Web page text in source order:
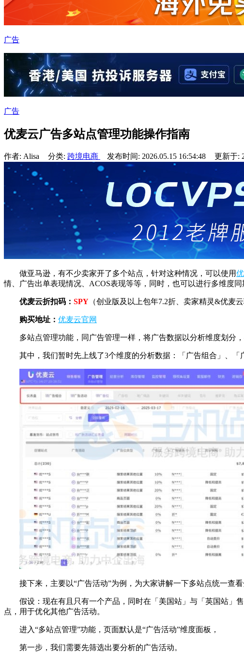
广告
广告
优麦云广告多站点管理功能操作指南
作者: Alisa 分类: 跨境电商 发布时间: 2026.05.15 16:54:48 更新于:
做亚马逊，有不少卖家开了多个站点，针对这种情况，可以使用
情、广告出单表现情况、ACOS表现等等，同时，也可以进行多维度
优麦云折扣码： SPY （创业版及以上包年7.2折、卖家精灵&优麦
购买地址： 优麦云官网
多站点管理功能，同广告管理一样，将广告数据以分析维度划分
其中，我们暂时先上线了3个维度的分析数据：「广告组合」、「
接下来，主要以“广告活动”为例，为大家讲解一下多站点统一查
假设：现在有且只有一个产品，同时在「美国站」与「英国站」
点，用于优化其他广告活动。
进入“多站点管理”功能，页面默认是“广告活动”维度面板，
第一步，我们需要先筛选出要分析的广告活动。